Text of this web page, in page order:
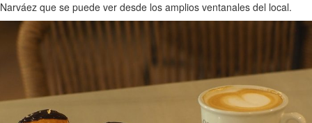
Narváez que se puede ver desde los amplios ventanales del local.